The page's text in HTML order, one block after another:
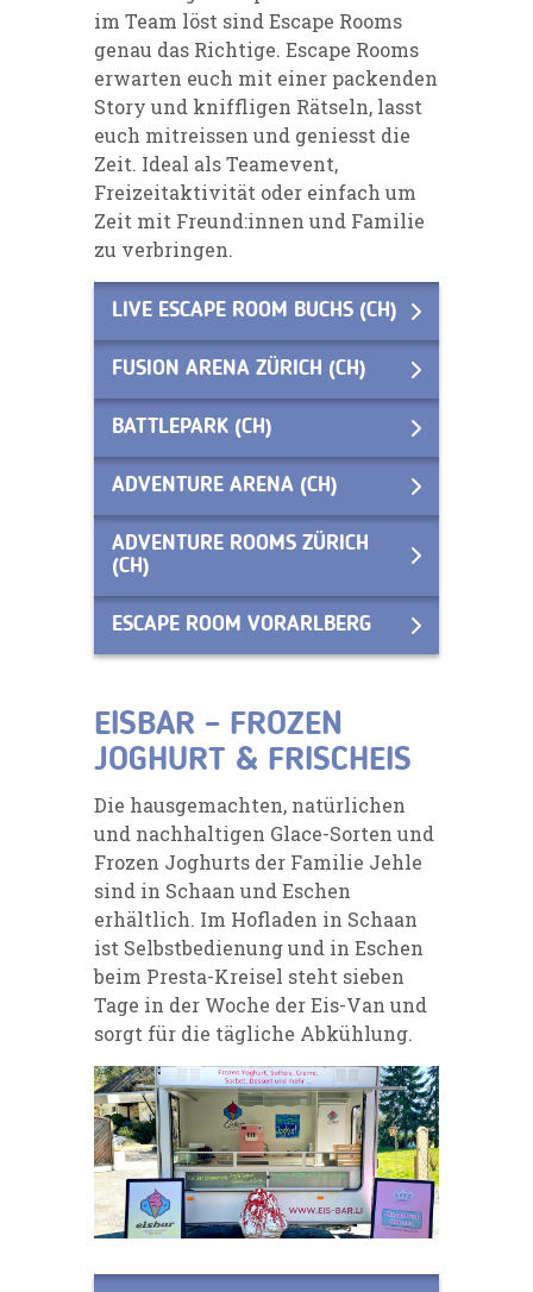
im Team löst sind Escape Rooms
genau das Richtige. Escape Rooms
erwarten euch mit einer packenden
Story und kniffligen Rätseln, lasst
euch mitreissen und geniesst die
Zeit. Ideal als Teamevent,
Freizeitaktivität oder einfach um
Zeit mit Freund:innen und Familie
zu verbringen.
LIVE ESCAPE ROOM BUCHS (CH)
FUSION ARENA ZÜRICH (CH)
BATTLEPARK (CH)
ADVENTURE ARENA (CH)
ADVENTURE ROOMS ZÜRICH
(CH)
ESCAPE ROOM VORARLBERG
EISBAR – FROZEN
JOGHURT & FRISCHEIS
Die hausgemachten, natürlichen
und nachhaltigen Glace-Sorten und
Frozen Joghurts der Familie Jehle
sind in Schaan und Eschen
erhältlich. Im Hofladen in Schaan
ist Selbstbedienung und in Eschen
beim Presta-Kreisel steht sieben
Tage in der Woche der Eis-Van und
sorgt für die tägliche Abkühlung.